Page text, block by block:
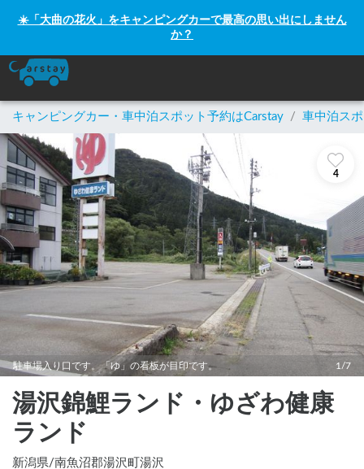
☀️「大曲の花火」をキャンピングカーで最高の思い出にしません
か？
キャンピングカー・車中泊スポット予約はCarstay / 車中泊ス
4
駐車場入り口です。「ゆ」の看板が目印です。 1/7
湯沢錦鯉ランド・ゆざわ健康
ランド
新潟県/南魚沼郡湯沢町湯沢